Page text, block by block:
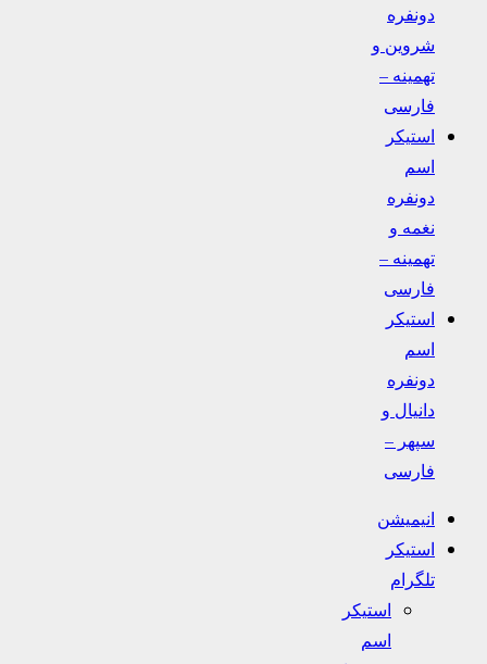
دونفره
شروین و
تهمینه –
فارسی
استیکر
اسم
دونفره
نغمه و
تهمینه –
فارسی
استیکر
اسم
دونفره
دانیال و
سپهر –
فارسی
انیمیشن
استیکر
تلگرام
استیکر
اسم